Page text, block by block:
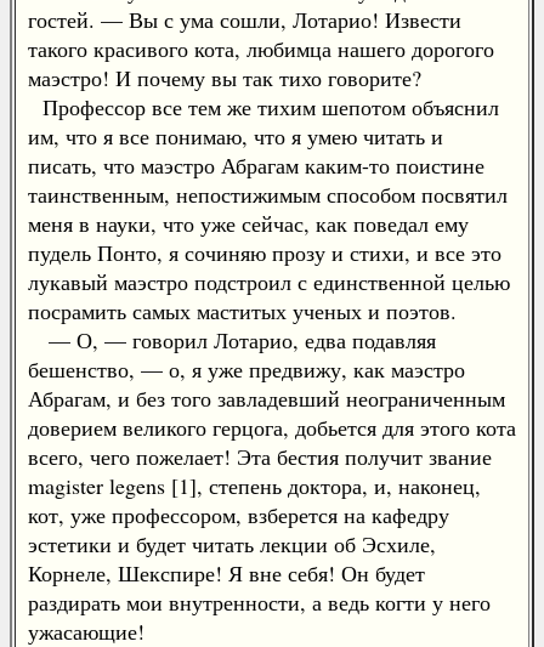
гостей. — Вы с ума сошли, Лотарио! Извести
такого красивого кота, любимца нашего дорогого
маэстро! И почему вы так тихо говорите?
Профессор все тем же тихим шепотом объяснил
им, что я все понимаю, что я умею читать и
писать, что маэстро Абрагам каким-то поистине
таинственным, непостижимым способом посвятил
меня в науки, что уже сейчас, как поведал ему
пудель Понто, я сочиняю прозу и стихи, и все это
лукавый маэстро подстроил с единственной целью
посрамить самых маститых ученых и поэтов.
— О, — говорил Лотарио, едва подавляя
бешенство, — о, я уже предвижу, как маэстро
Абрагам, и без того завладевший неограниченным
доверием великого герцога, добьется для этого кота
всего, чего пожелает! Эта бестия получит звание
magister legens [1], степень доктора, и, наконец,
кот, уже профессором, взберется на кафедру
эстетики и будет читать лекции об Эсхиле,
Корнеле, Шекспире! Я вне себя! Он будет
раздирать мои внутренности, а ведь когти у него
ужасающие!